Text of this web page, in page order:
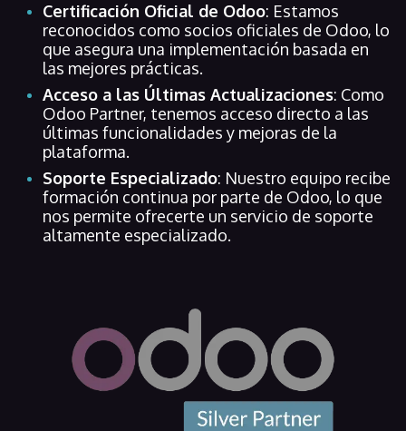
Certificación Oficial de Odoo: Estamos
reconocidos como socios oficiales de Odoo, lo
que asegura una implementación basada en
las mejores prácticas.
Acceso a las Últimas Actualizaciones: Como
Odoo Partner, tenemos acceso directo a las
últimas funcionalidades y mejoras de la
plataforma.
Soporte Especializado: Nuestro equipo recibe
formación continua por parte de Odoo, lo que
nos permite ofrecerte un servicio de soporte
altamente especializado.